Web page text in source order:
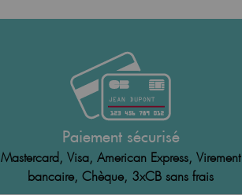
Paiement sécurisé
Mastercard, Visa, American Express, Virement
bancaire, Chèque, 3xCB sans frais